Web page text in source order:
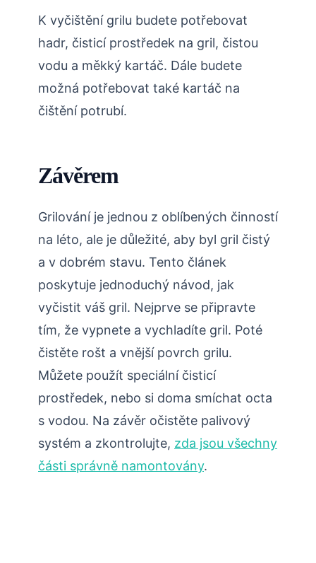
K vyčištění grilu budete potřebovat
hadr, čisticí prostředek na gril, čistou
vodu a měkký kartáč. Dále budete
možná potřebovat také kartáč na
čištění potrubí.
Závěrem
Grilování je jednou z oblíbených činností
na léto, ale je důležité, aby byl gril čistý
a v dobrém stavu. Tento článek
poskytuje jednoduchý návod, jak
vyčistit váš gril. Nejprve se připravte
tím, že vypnete a vychladíte gril. Poté
čistěte rošt a vnější povrch grilu.
Můžete použít speciální čisticí
prostředek, nebo si doma smíchat octa
s vodou. Na závěr očistěte palivový
systém a zkontrolujte, zda jsou všechny
části správně namontovány.